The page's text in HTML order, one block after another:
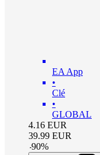
EA App
•
Clé
•
GLOBAL
4.16 EUR
39.99 EUR
-90%